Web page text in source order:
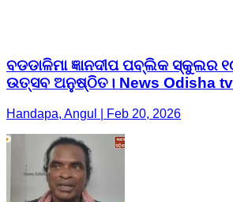
ବଡଡାଳିମା ଜ୍ଞାନଦୀପ ପବ୍ଲିକ ସ୍କୁଲର
ଉତ୍ସବ ଅନୁଷ୍ଠିତ। News Odisha tv
Handapa, Angul | Feb 20, 2026